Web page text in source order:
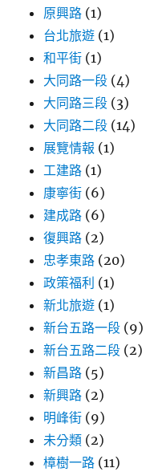
原興路 (1)
台北旅遊 (1)
和平街 (1)
大同路一段 (4)
大同路三段 (3)
大同路二段 (14)
展覽情報 (1)
工建路 (1)
康寧街 (6)
建成路 (6)
復興路 (2)
忠孝東路 (20)
政策福利 (1)
新北旅遊 (1)
新台五路一段 (9)
新台五路二段 (2)
新昌路 (5)
新興路 (2)
明峰街 (9)
未分類 (2)
樟樹一路 (11)